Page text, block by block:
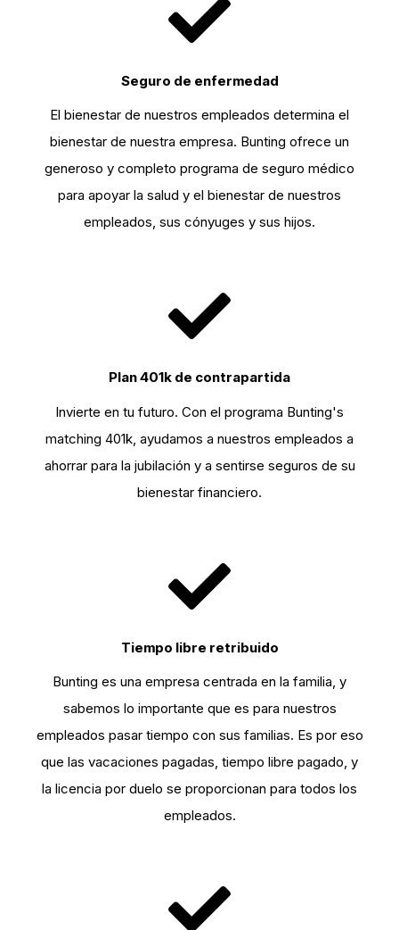
Seguro de enfermedad
El bienestar de nuestros empleados determina el
bienestar de nuestra empresa. Bunting ofrece un
generoso y completo programa de seguro médico
para apoyar la salud y el bienestar de nuestros
empleados, sus cónyuges y sus hijos.
Plan 401k de contrapartida
Invierte en tu futuro. Con el programa Bunting's
matching 401k, ayudamos a nuestros empleados a
ahorrar para la jubilación y a sentirse seguros de su
bienestar financiero.
Tiempo libre retribuido
Bunting es una empresa centrada en la familia, y
sabemos lo importante que es para nuestros
empleados pasar tiempo con sus familias. Es por eso
que las vacaciones pagadas, tiempo libre pagado, y
la licencia por duelo se proporcionan para todos los
empleados.